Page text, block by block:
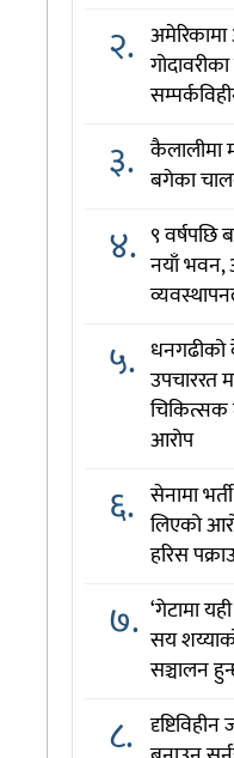
२.
३. कैलालीमा
बगेका
४. ९ वर्षपछि
नयाँ भवन,
५. धनगढीको
उपचाररत
चिकित्सक
आरोप
६. सेनामा
लिएको
हरिस
७. ‘गेटामा
सय
सञ्चालन
८.